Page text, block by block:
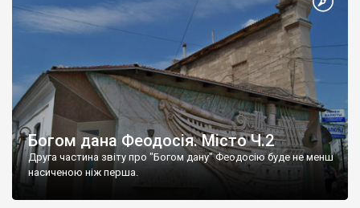
Богом дана Феодосія. Місто Ч.2
Друга частина звіту про "Богом дану" Феодосію буде не менш
насиченою ніж перша.